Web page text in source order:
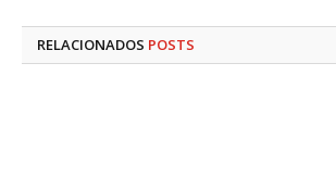
RELACIONADOS POSTS